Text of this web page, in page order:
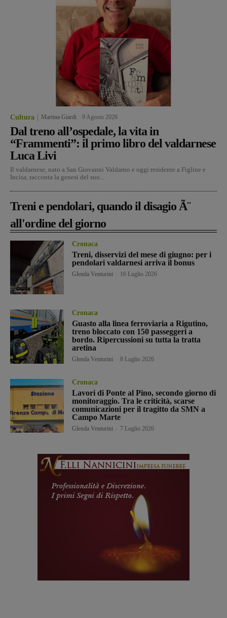
Cultura Martina Giardi 9 Agosto 2026
Dal treno all’ospedale, la vita in
“Frammenti”: il primo libro del valdarnese
Luca Livi
Il valdarnese, nato a San Giovanni Valdarno e oggi residente a Figline e
Incisa, racconta la genesi del suo...
Treni e pendolari, quando il disagio Ã¨
all'ordine del giorno
Cronaca
Treni, disservizi del mese di giugno: per i
pendolari valdarnesi arriva il bonus
Glenda Venturini 16 Luglio 2026
Cronaca
Guasto alla linea ferroviaria a Rigutino,
treno bloccato con 150 passeggeri a
bordo. Ripercussioni su tutta la tratta
aretina
Glenda Venturini 8 Luglio 2026
Cronaca
Lavori di Ponte al Pino, secondo giorno di
monitoraggio. Tra le criticità, scarse
comunicazioni per il tragitto da SMN a
Campo Marte
Glenda Venturini 7 Luglio 2026